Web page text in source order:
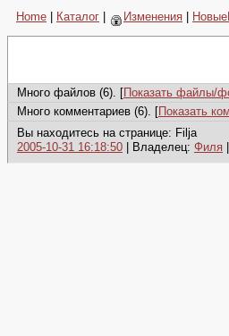
Home Каталог Изменения
Много файлов (6). [Показать файлы/
Много комментариев (6). [Показать
Вы находитесь на странице: Filja
2005-10-31 16:18:50 | Владелец: Филя